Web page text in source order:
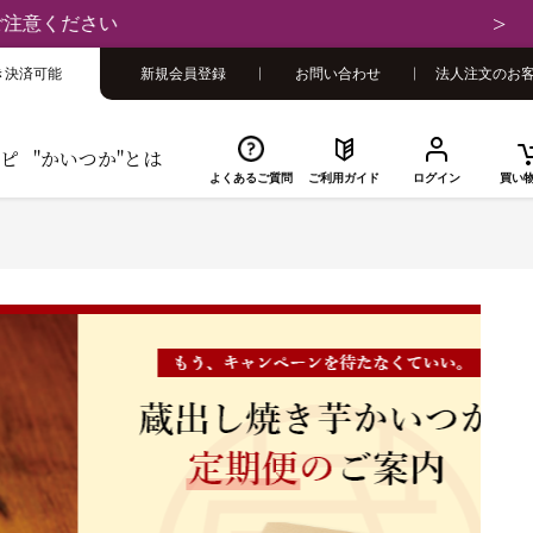
い
"かいつか"とは
よくあるご質問 ご利用ガイド ログイン 買い
決済可能 新規会員登録 お問い合わせ 法人注文のお